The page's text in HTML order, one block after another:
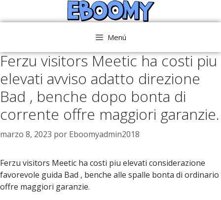
al
Menú
Ferzu visitors Meetic ha costi piu
elevati avviso adatto direzione
Bad , benche dopo bonta di
corrente offre maggiori garanzie.
marzo 8, 2023 por Eboomyadmin2018
Ferzu visitors Meetic ha costi piu elevati considerazione
favorevole guida Bad , benche alle spalle bonta di ordinario
offre maggiori garanzie.